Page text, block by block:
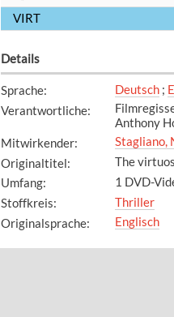
VIRT
Details
Sprache: Deutsch;
Verantwortliche:
Anthony
Mitwirkender: Stagliano,
Originaltitel:
The
Umfang:
1 DVD-
Stoffkreis:
Thriller
Originalsprache: Englisch